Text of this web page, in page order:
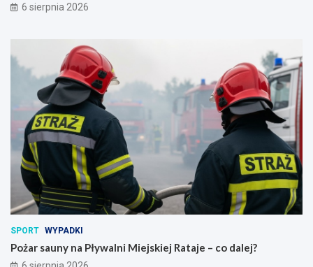
6 sierpnia 2026
SPORT WYPADKI
Pożar sauny na Pływalni Miejskiej Rataje – co dalej?